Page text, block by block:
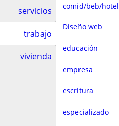
servicios
trabajo
vivienda
comid/beb/hotel
Diseño web
educación
empresa
escritura
especializado